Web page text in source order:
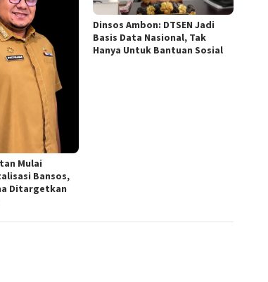
Mulai
Bansos,
Ditargetkan
Dinsos Ambon: DTSEN Jadi
Basis Data Nasional, Tak
Hanya Untuk Bantuan Sosial